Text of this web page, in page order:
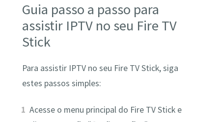
Guia passo a passo para
assistir IPTV no seu Fire TV
Stick
Para assistir IPTV no seu Fire TV Stick, siga
estes passos simples:
Acesse o menu principal do Fire TV Stick e